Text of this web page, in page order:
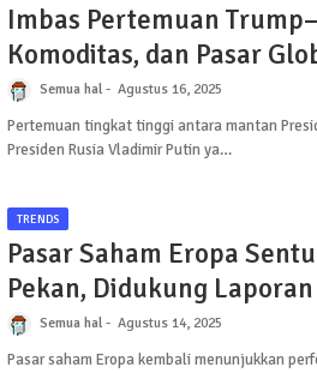
Imbas Pertemuan
Komoditas, dan Pasar
Semua hal Agustus 16, 2025
Pertemuan tingkat tinggi antara mantan
Presiden Rusia Vladimir Putin ya…
TRENDS
Pasar Saham Eropa
Pekan, Didukung
Asuransi
Semua hal Agustus 14, 2025
Pasar saham Eropa kembali menunjukkan